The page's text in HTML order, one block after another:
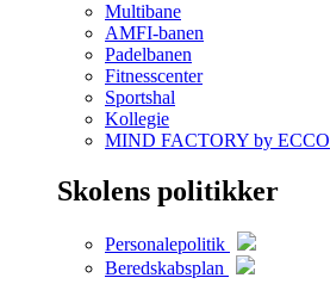
Multibane
AMFI-banen
Padelbanen
Fitnesscenter
Sportshal
Kollegie
MIND FACTORY by ECCO
Skolens politikker
Personalepolitik
Beredskabsplan